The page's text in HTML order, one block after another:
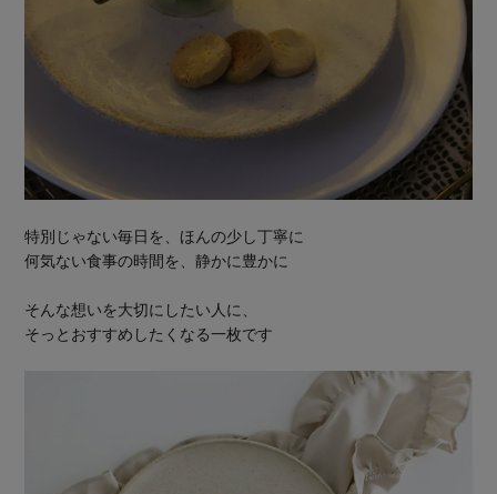
特別じゃない毎日を、ほんの少し丁寧に
何気ない食事の時間を、静かに豊かに
そんな想いを大切にしたい人に、
そっとおすすめしたくなる一枚です